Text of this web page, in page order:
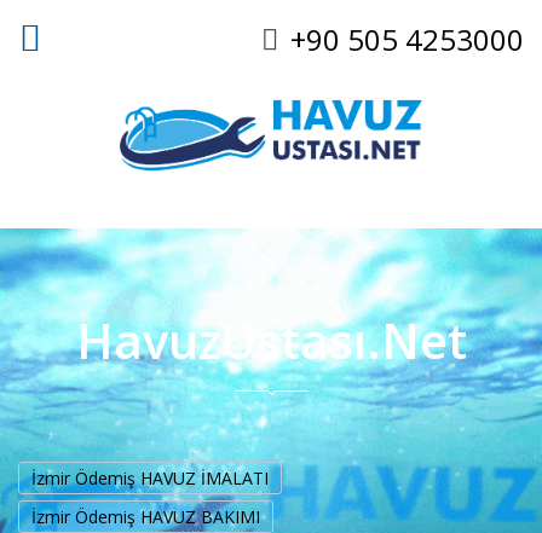
+90 505 4253000
HavuzUstası.Net
İzmir Ödemiş HAVUZ İMALATI
İzmir Ödemiş HAVUZ BAKIMI